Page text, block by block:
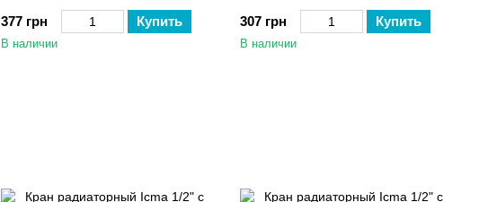
377 грн
Купить
В наличии
307 грн
Купить
В наличии